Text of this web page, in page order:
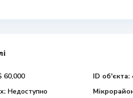
60,000 ID об'єкта:
Недоступно